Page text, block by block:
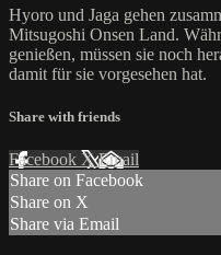
Hyoro und Jaga gehen
Mitsugoshi Onsen Land.
genießen, müssen sie noch
damit für sie vorgesehen hat.
Share with friends
Facebook XEmail
Share on Facebook
Share on X
Share via Email